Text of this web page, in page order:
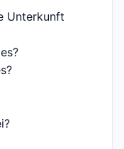
Unterkunft